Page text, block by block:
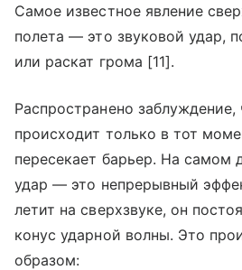
Самое известное явление
полета — это звуковой удар,
или раскат грома [11].
Распространено заблуждение,
происходит только в тот
пересекает барьер. На самом
удар — это непрерывный
летит на сверхзвуке, он
конус ударной волны. Это
образом: